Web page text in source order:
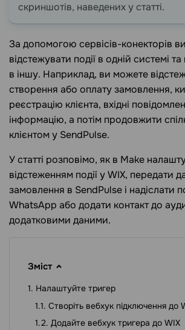
скриншотів, наведених у статті.
За допомогою сервісів-конекторів
відстежувати події в одній системі
в іншу. Наприклад, ви можете
створення або оплату замовлення,
реєстрацію клієнта, вхідні
інформацію, а потім продовжити
клієнтом у SendPulse.
У статті розповімо, як в Make
відстеженням події у WIX, передати
замовлення в SendPulse і надіслати
WhatsApp або додати контакт до
додатковими даними.
Зміст
Налаштуйте тригер
Створіть вебхук підключення до
Додайте вебхук тригера до WIX